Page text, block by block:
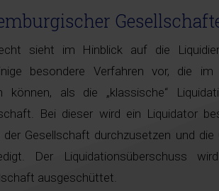
sieht im Hinblick auf die
besondere Verfahren vor, die im
können, als die „klassische“
Bei dieser wird ein Liquidator
Gesellschaft durchzusetzen und die
Der Liquidationsüberschuss
ausgeschüttet.